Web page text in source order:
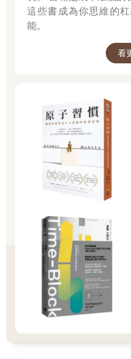
我期許與社會責任的開始。
公司的三大核心服務宗旨：「
口號不是用來喊的，而是要卯
「Yahoo！二○○九網路爆紅品
要更嚴格遵守對顧客的承諾，
才不會辜負顧客對我們的期待
「whatis天母嚴選？」
牛排館的鹽巴
中市文心路開幕，它就是王品
當時王品才剛開幕，還不是十
的口味，靠著口碑相傳，成為
國中時代就讀貴族學校，班上
我覺得這種生活不太真實，於
心目中比較貼近「真實」的純
中興高中是一所省立高中，同
這些書成為你思維的
能。
看